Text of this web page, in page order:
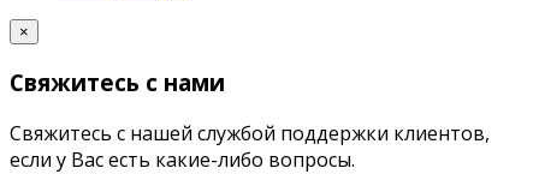
×
Свяжитесь с нами
Свяжитесь с нашей службой поддержки клиентов,
если у Вас есть какие-либо вопросы.